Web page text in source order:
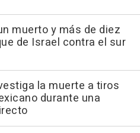
muerto y más de diez
de Israel contra el sur
la muerte a tiros
durante una